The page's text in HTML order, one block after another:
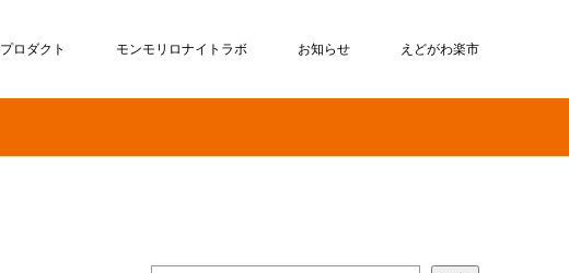
プロダクト モンモリロナイトラボ お知らせ えどがわ楽市